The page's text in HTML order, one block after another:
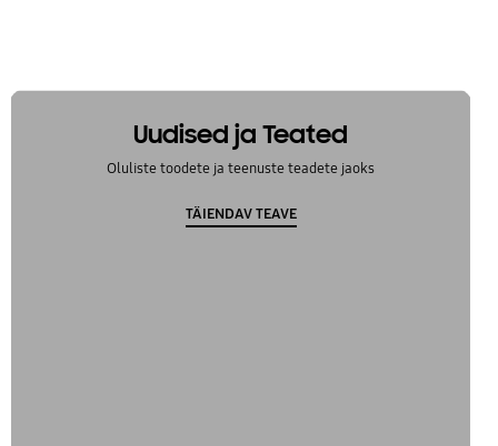
Uudised ja Teated
Oluliste toodete ja teenuste teadete jaoks
TÄIENDAV TEAVE